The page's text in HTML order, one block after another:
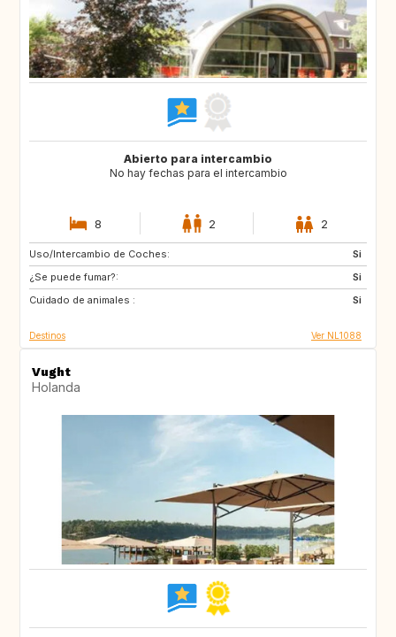
Abierto para intercambio
No hay fechas para el intercambio
8 2 2
Uso/Intercambio de Coches:
Si
¿Se puede fumar?:
Si
Cuidado de animales :
Si
IT
GB
FR
Destinos Ver NL1088
Vught
Holanda